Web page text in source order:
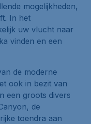
mogelijkheden,
In het
uw vlucht naar
vinden en een
de moderne
ook in bezit van
een groots divers
de
toendra aan